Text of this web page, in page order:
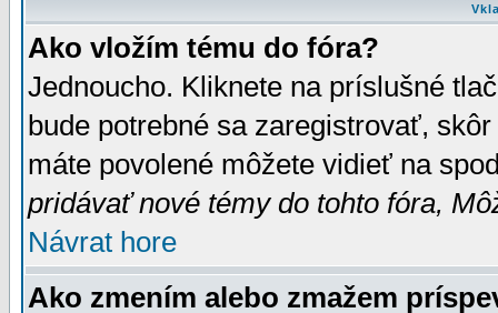
Ako vložím tému do fóra?
Jednoucho. Kliknete na príslušné
bude potrebné sa zaregistrovať,
máte povolené môžete vidieť na
pridávať nové témy do tohto fóra,
Návrat hore
Ako zmením alebo zmažem